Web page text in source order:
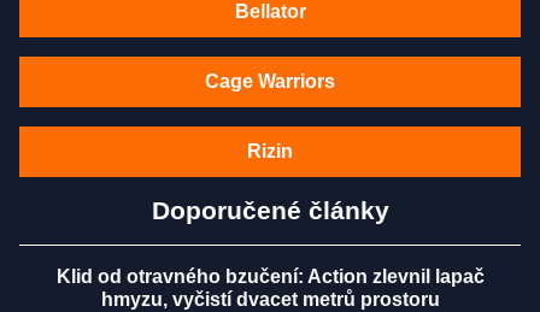
Bellator
Cage Warriors
Rizin
Doporučené články
Klid od otravného bzučení: Action zlevnil lapač
hmyzu, vyčistí dvacet metrů prostoru